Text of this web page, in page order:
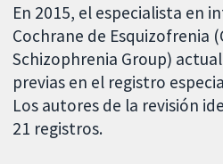
En 2015, el especialista en
Cochrane de Esquizofrenia
Schizophrenia Group)
previas en el registro
Los autores de la revisión
21 registros.